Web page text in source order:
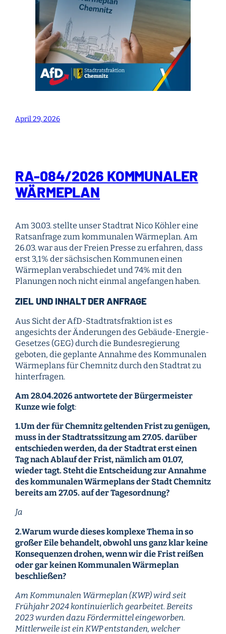
April 29, 2026
RA-084/2026 KOMMUNALER
WÄRMEPLAN
Am 30.03. stellte unser Stadtrat Nico Köhler eine
Ratsanfrage zum kommunalen Wärmeplan. Am
26.03. war aus der Freien Presse zu erfahren, dass
erst 3,1% der sächsischen Kommunen einen
Wärmeplan verabschiedet und 74% mit den
Planungen noch nicht einmal angefangen haben.
ZIEL UND INHALT DER ANFRAGE
Aus Sicht der AfD-Stadtratsfraktion ist es
angesichts der Änderungen des Gebäude-Energie-
Gesetzes (GEG) durch die Bundesregierung
geboten, die geplante Annahme des Kommunalen
Wärmeplans für Chemnitz durch den Stadtrat zu
hinterfragen.
Am 28.04.2026 antwortete der Bürgermeister
Kunze wie folgt:
1.Um der für Chemnitz geltenden Frist zu genügen,
muss in der Stadtratssitzung am 27.05. darüber
entschieden werden, da der Stadtrat erst einen
Tag nach Ablauf der Frist, nämlich am 01.07,
wieder tagt. Steht die Entscheidung zur Annahme
des kommunalen Wärmeplans der Stadt Chemnitz
bereits am 27.05. auf der Tagesordnung?
Ja
2.Warum wurde dieses komplexe Thema in so
großer Eile behandelt, obwohl uns ganz klar keine
Konsequenzen drohen, wenn wir die Frist reißen
oder gar keinen Kommunalen Wärmeplan
beschließen?
Am Kommunalen Wärmeplan (KWP) wird seit
Frühjahr 2024 kontinuierlich gearbeitet. Bereits
2023 wurden dazu Fördermittel eingeworben.
Mittlerweile ist ein KWP entstanden, welcher